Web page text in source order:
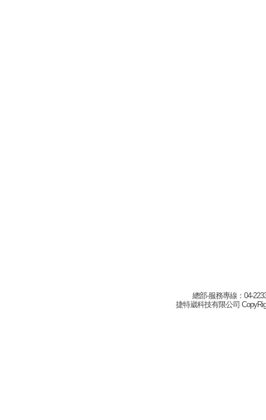
總部-服務專線：04-
捷特崴科技有限公司